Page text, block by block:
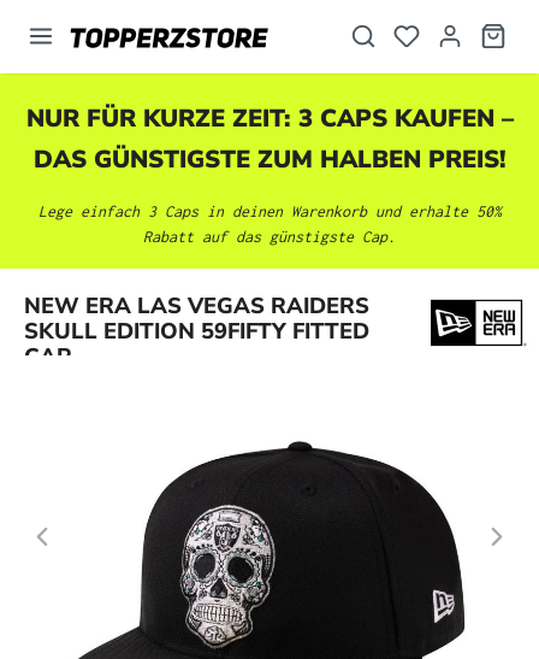
springen
NUR FÜR KURZE ZEIT: 3 CAPS KAUFEN –
DAS GÜNSTIGSTE ZUM HALBEN PREIS!
Lege einfach 3 Caps in deinen Warenkorb und erhalte 50%
Rabatt auf das günstigste Cap.
NEW ERA LAS VEGAS RAIDERS
SKULL EDITION 59FIFTY FITTED
CAP
Bildergalerie überspringen